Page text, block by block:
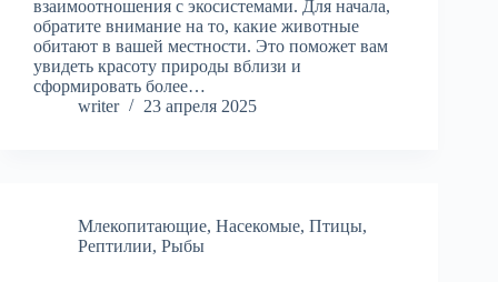
взаимоотношения с экосистемами. Для начала,
обратите внимание на то, какие животные
обитают в вашей местности. Это поможет вам
увидеть красоту природы вблизи и
сформировать более…
writer
23 апреля 2025
Млекопитающие, Насекомые, Птицы,
Рептилии, Рыбы